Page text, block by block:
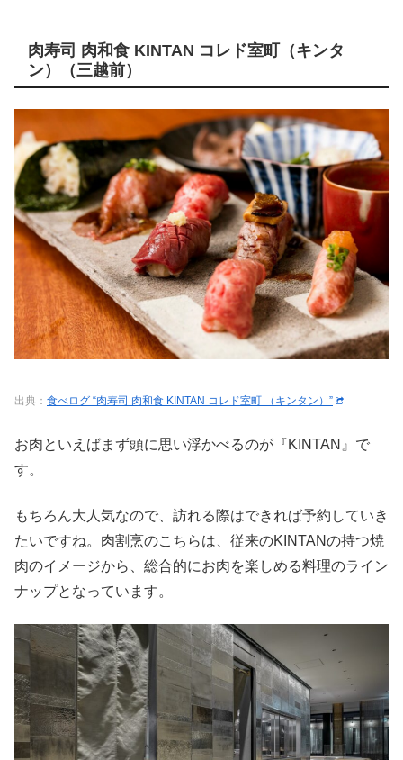
肉寿司 肉和食 KINTAN コレド室町（キンタ
ン）（三越前）
出典： 食べログ “肉寿司 肉和食 KINTAN コレド室町 （キンタン）”
お肉といえばまず頭に思い浮かべるのが『KINTAN』で
す。
もちろん大人気なので、訪れる際はできれば予約していき
たいですね。肉割烹のこちらは、従来のKINTANの持つ焼
肉のイメージから、総合的にお肉を楽しめる料理のライン
ナップとなっています。